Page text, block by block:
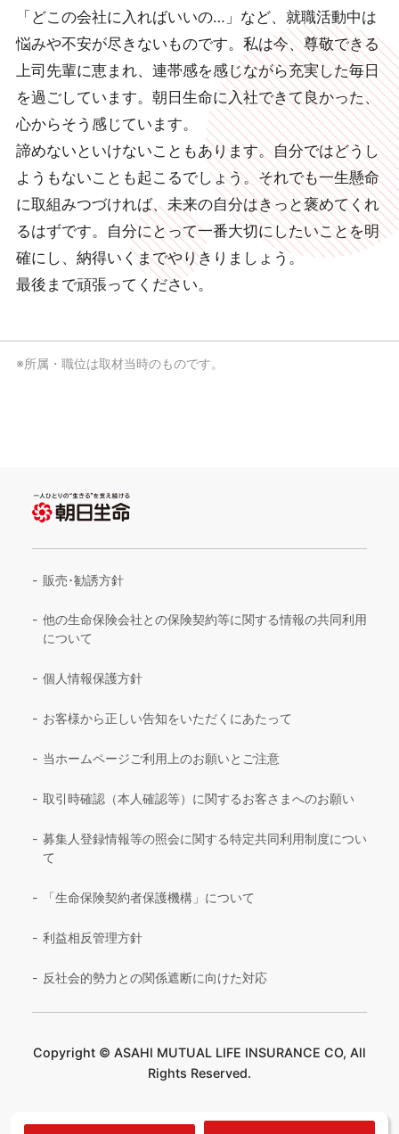
※所属・職位は取材当時のものです。
「どこの会社に入ればいいの…」など、就職活動中は
悩みや不安が尽きないものです。私は今、尊敬できる
上司先輩に恵まれ、連帯感を感じながら充実した毎日
を過ごしています。朝日生命に入社できて良かった、
心からそう感じています。
諦めないといけないこともあります。自分ではどうし
ようもないことも起こるでしょう。それでも一生懸命
に取組みつづければ、未来の自分はきっと褒めてくれ
るはずです。自分にとって一番大切にしたいことを明
確にし、納得いくまでやりきりましょう。
最後まで頑張ってください。
販売･勧誘方針
他の生命保険会社との保険契約等に関する情報の共同利用
について
個人情報保護方針
お客様から正しい告知をいただくにあたって
当ホームページご利用上のお願いとご注意
取引時確認（本人確認等）に関するお客さまへのお願い
募集人登録情報等の照会に関する特定共同利用制度につい
て
「生命保険契約者保護機構」について
利益相反管理方針
反社会的勢力との関係遮断に向けた対応
Copyright © ASAHI MUTUAL LIFE INSURANCE CO, All
Rights Reserved.